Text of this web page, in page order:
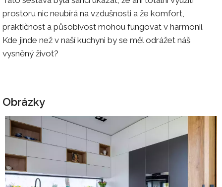
prostoru nic neubírá na vzdušnosti a že komfort,
praktičnost a působivost mohou fungovat v harmonii.
Kde jinde než v naší kuchyni by se měl odrážet náš
vysněný život?
Obrázky